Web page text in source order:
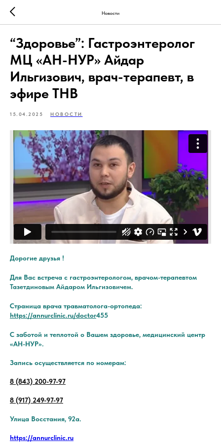
Новости
“Здоровье”: Гастроэнтеролог
МЦ «АН-НУР» Айдар
Ильгизович, врач-терапевт, в
эфире ТНВ
15.04.2025 НОВОСТИ
Дорогие друзья !
Для Вас встреча с гастроэнтерологом, врачом-терапевтом
Тазетдиновым Айдаром Ильгизовичем.
Страница врача травматолога-ортопеда:
https://annurclinic.ru/doctor455
С заботой и теплотой о Вашем здоровье, медицинский центр
«АН-НУР».
Запись осуществляется по номерам:
8 (843) 200-97-97
8 (917) 249-97-97
Улица Восстания, 92а.
https://annurclinic.ru